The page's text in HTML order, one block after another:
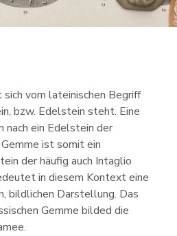
vom lateinischen Begriff
bzw. Edelstein steht. Eine
nach ein Edelstein der
ist somit ein
der häufig auch Intaglio
in diesem Kontext eine
bildlichen Darstellung. Das
Gemme bilded die